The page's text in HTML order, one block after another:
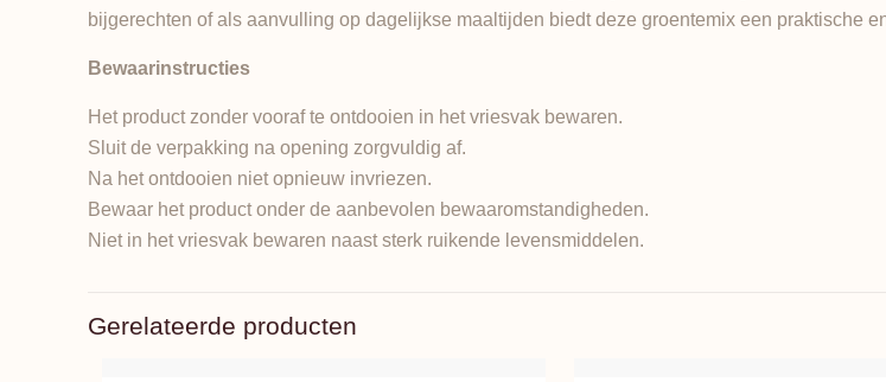
bijgerechten of als aanvulling op dagelijkse maaltijden biedt deze groentemix een praktische
Bewaarinstructies
Het product zonder vooraf te ontdooien in het vriesvak bewaren.
Sluit de verpakking na opening zorgvuldig af.
Na het ontdooien niet opnieuw invriezen.
Bewaar het product onder de aanbevolen bewaaromstandigheden.
Niet in het vriesvak bewaren naast sterk ruikende levensmiddelen.
Gerelateerde producten